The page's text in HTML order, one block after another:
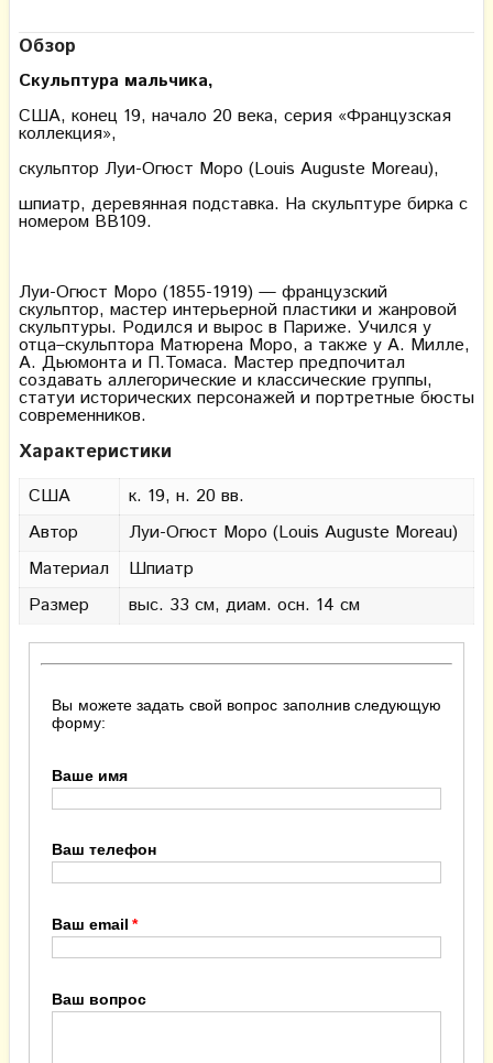
Обзор
Скульптура мальчика,
США, конец 19, начало 20 века, серия «Французская
коллекция»,
скульптор Луи-Огюст Моро (Louis Auguste Moreau),
шпиатр, деревянная подставка. На скульптуре бирка с
номером BB109.
Луи-Огюст Моро (1855-1919) — французский
скульптор, мастер интерьерной пластики и жанровой
скульптуры. Родился и вырос в Париже. Учился у
отца–скульптора Матюрена Моро, а также у А. Милле,
А. Дьюмонта и П.Томаса. Мастер предпочитал
создавать аллегорические и классические группы,
статуи исторических персонажей и портретные бюсты
современников.
Характеристики
США
к. 19, н. 20 вв.
Автор
Луи-Огюст Моро (Louis Auguste Moreau)
Материал
Шпиатр
Размер
выс. 33 см, диам. осн. 14 см
Вы можете задать свой вопрос заполнив следующую
форму:
Ваше имя
Ваш телефон
Ваш email
Ваш вопрос